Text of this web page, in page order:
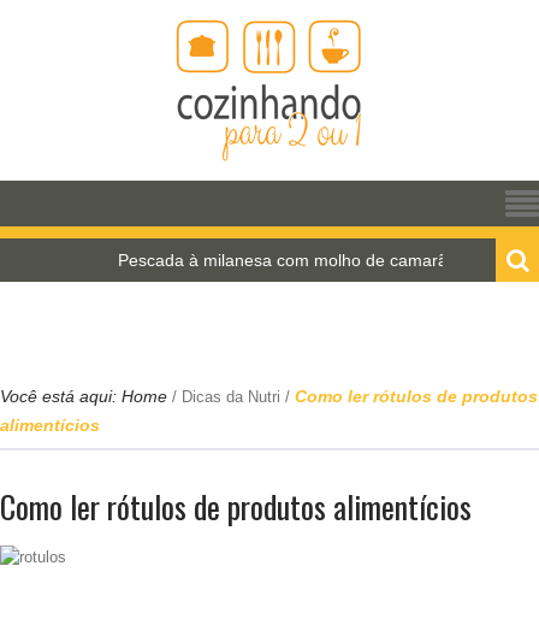
Pescada à milanesa com molho de camarão
Você está aqui: Home / Dicas da Nutri / Como ler rótulos de produtos
alimentícios
Como ler rótulos de produtos alimentícios